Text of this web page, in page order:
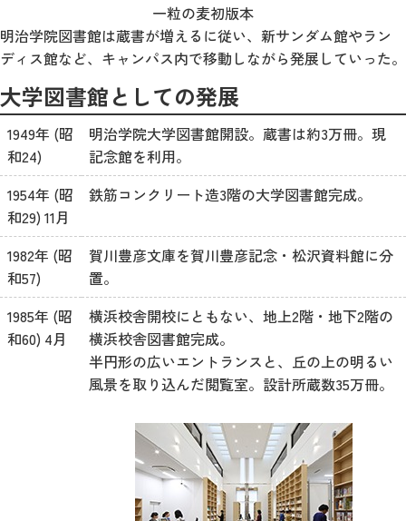
一粒の麦初版本
明治学院図書館は蔵書が増えるに従い、新サンダム館やラン
ディス館など、キャンパス内で移動しながら発展していった。
大学図書館としての発展
1949年 (昭
和24)
明治学院大学図書館開設。蔵書は約3万冊。現
記念館を利用。
1954年 (昭
和29) 11月
鉄筋コンクリート造3階の大学図書館完成。
1982年 (昭
和57)
賀川豊彦文庫を賀川豊彦記念・松沢資料館に分
置。
1985年 (昭
和60) 4月
横浜校舎開校にともない、地上2階・地下2階の
横浜校舎図書館完成。
半円形の広いエントランスと、丘の上の明るい
風景を取り込んだ閲覧室。設計所蔵数35万冊。